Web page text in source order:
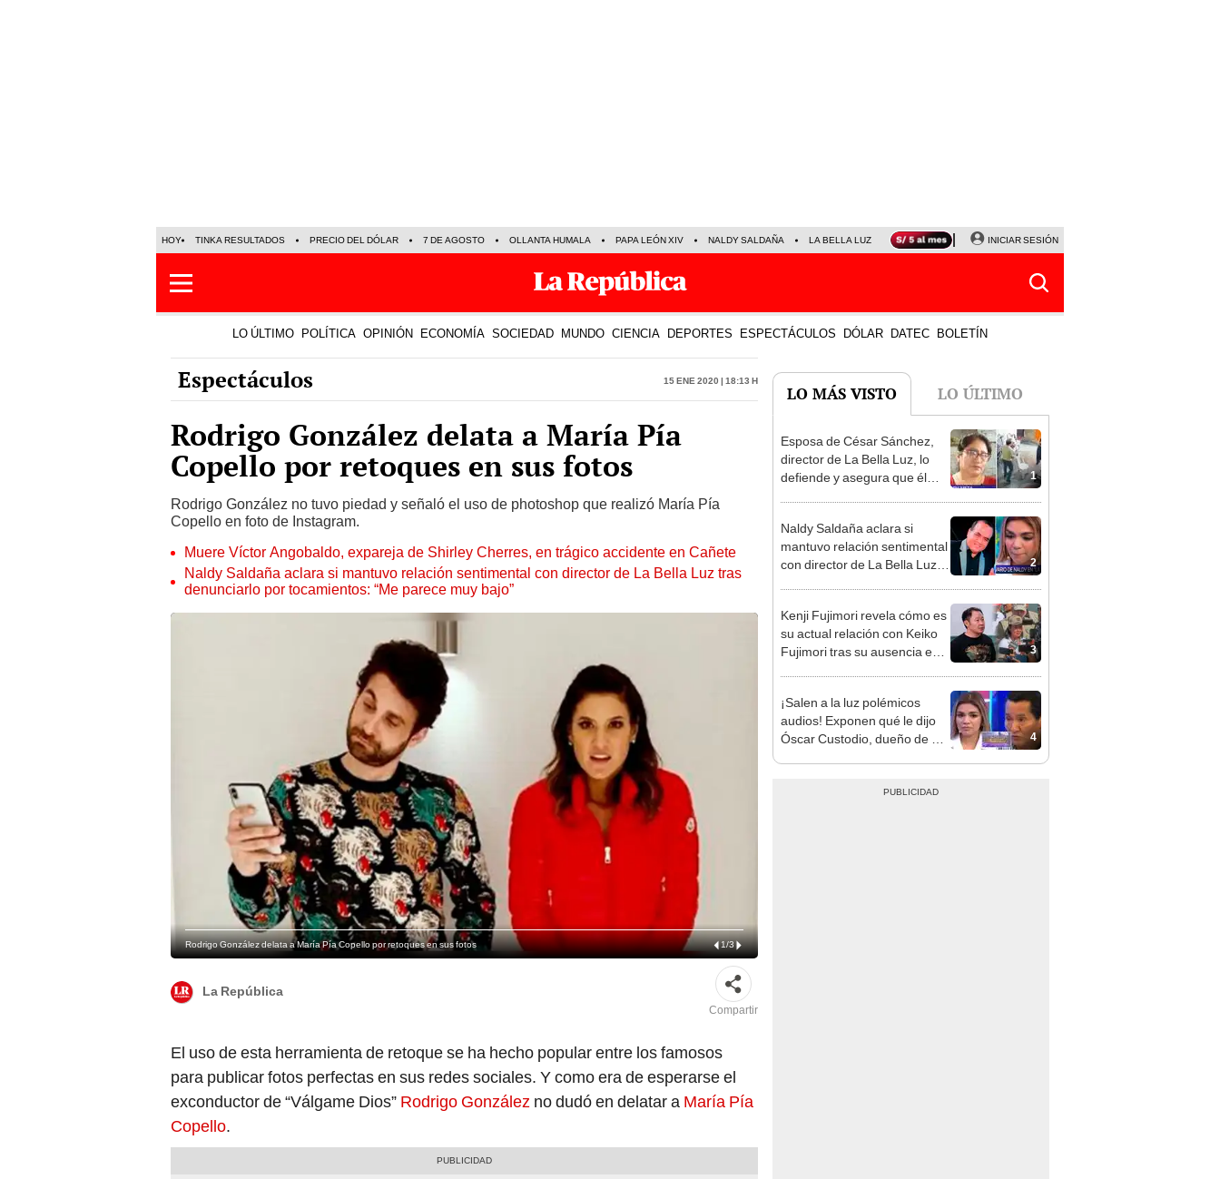
HOY TINKA RESULTADOS PRECIO DEL DÓLAR 7 DE AGOSTO OLLANTA HUMALA PAPA LEÓN XIV NALDY SALDAÑA LA BELLA LUZ MAGALY MEDINA SINUANO RESULTADOS HOY
INICIAR SESIÓN
LO ÚLTIMO POLÍTICA OPINIÓN ECONOMÍA SOCIEDAD MUNDO CIENCIA DEPORTES ESPECTÁCULOS DÓLAR DATEC BOLETÍN
Espectáculos 15 Ene 2020 | 18:13 h
Rodrigo González delata a María Pía
Copello por retoques en sus fotos
Rodrigo González no tuvo piedad y señaló el uso de photoshop que realizó María Pía
Copello en foto de Instagram.
Muere Víctor Angobaldo, expareja de Shirley Cherres, en trágico accidente en Cañete
Naldy Saldaña aclara si mantuvo relación sentimental con director de La Bella Luz tras
denunciarlo por tocamientos: “Me parece muy bajo”
Rodrigo González delata a María Pía Copello por retoques en sus fotos 1/3
La República
Compartir
El uso de esta herramienta de retoque se ha hecho popular entre los famosos
para publicar fotos perfectas en sus redes sociales. Y como era de esperarse el
exconductor de “Válgame Dios” Rodrigo González no dudó en delatar a María Pía
Copello.
LO MÁS VISTO LO ÚLTIMO
1
Esposa de César Sánchez,
director de La Bella Luz, lo
defiende y asegura que él
dos años"
2
Naldy Saldaña aclara si
mantuvo relación sentimental
con director de La Bella Luz
bajo”
3
Kenji Fujimori revela cómo es
su actual relación con Keiko
Fujimori tras su ausencia en
4
¡Salen a la luz polémicos
audios! Exponen qué le dijo
Óscar Custodio, dueño de La